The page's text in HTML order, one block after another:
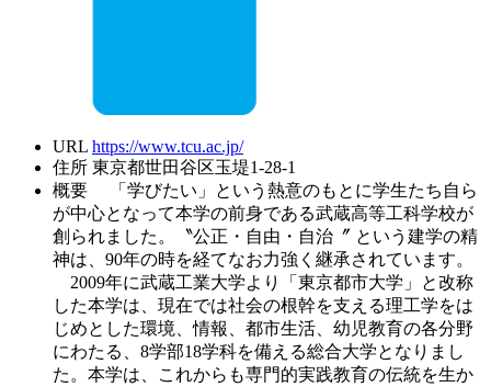
URL https://www.tcu.ac.jp/
住所 東京都世田谷区玉堤1-28-1
概要
「学びたい」という熱意のもとに学生たち自ら
が中心となって本学の前身である武蔵高等工科学校が
創られました。〝公正・自由・自治〞 という建学の精
神は、90年の時を経てなお力強く継承されています。
2009年に武蔵工業大学より「東京都市大学」と改称
した本学は、現在では社会の根幹を支える理工学をは
じめとした環境、情報、都市生活、幼児教育の各分野
にわたる、8学部18学科を備える総合大学となりまし
た。本学は、これからも専門的実践教育の伝統を生か